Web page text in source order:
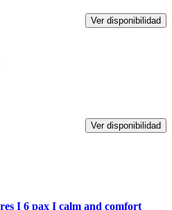
Ver disponibilidad
Ver disponibilidad
I 6 pax I calm and comfort